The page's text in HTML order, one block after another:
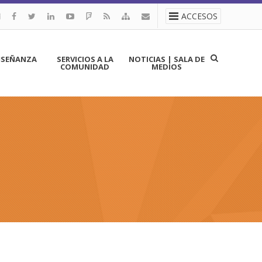
ACCESOS
SERVICIOS A LA
COMUNIDAD
NOTICIAS | SALA DE
MEDIOS